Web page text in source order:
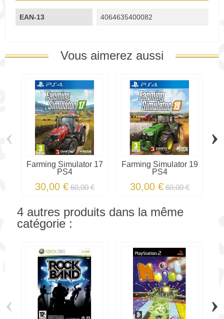
EAN-13 4064635400082
Vous aimerez aussi
Farming Simulator 17
PS4
30,00 € 60,00 €
Farming Simulator 19
PS4
30,00 € 60,00 €
‹ ›
4 autres produits dans la même
catégorie :
‹ ›